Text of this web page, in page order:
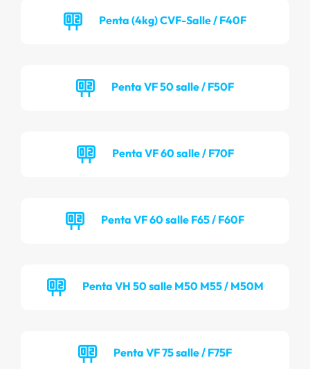
Penta (4kg) CVF-Salle / F40F
Penta VF 50 salle / F50F
Penta VF 60 salle / F70F
Penta VF 60 salle F65 / F60F
Penta VH 50 salle M50 M55 / M50M
Penta VF 75 salle / F75F